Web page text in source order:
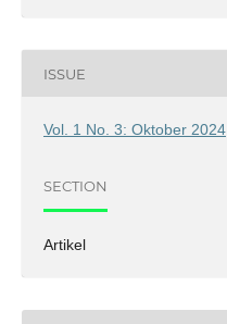
ISSUE
Vol. 1 No. 3: Oktober 2024
SECTION
Artikel